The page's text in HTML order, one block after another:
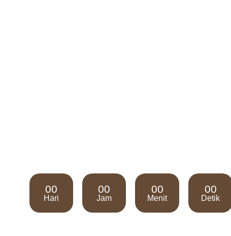
00
Hari
00
Jam
00
Menit
00
Detik